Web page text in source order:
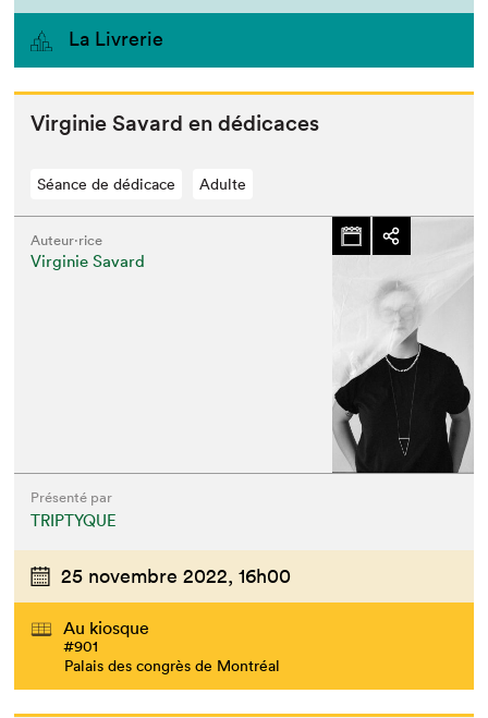
La Livrerie
Vir­ginie Savard en dédicaces
Séance de dédicace Adulte
Auteur·rice
Virginie Savard
Présenté par
TRIPTYQUE
25 novembre 2022, 16h00
Au kiosque
#901
Palais des congrès de Montréal